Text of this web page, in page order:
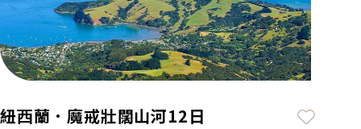
紐西蘭．魔戒壯闊山河12日 加入最